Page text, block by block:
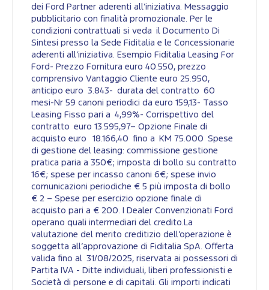
dei Ford Partner aderenti all’iniziativa. Messaggio
pubblicitario con finalità promozionale. Per le
condizioni contrattuali si veda il Documento Di
Sintesi presso la Sede Fiditalia e le Concessionarie
aderenti all’iniziativa. Esempio Fiditalia Leasing For
Ford- Prezzo Fornitura euro 40.550, prezzo
comprensivo Vantaggio Cliente euro 25.950,
anticipo euro 3.843- durata del contratto 60
mesi-Nr 59 canoni periodici da euro 159,13- Tasso
Leasing Fisso pari a 4,99%- Corrispettivo del
contratto euro 13.595,97– Opzione Finale di
acquisto euro 18.166,40 fino a KM 75.000 Spese
di gestione del leasing: commissione gestione
pratica paria a 350€; imposta di bollo su contratto
16€; spese per incasso canoni 6€; spese invio
comunicazioni periodiche € 5 più imposta di bollo
€ 2 – Spese per esercizio opzione finale di
acquisto pari a € 200. I Dealer Convenzionati Ford
operano quali intermediari del credito.La
valutazione del merito creditizio dell’operazione è
soggetta all’approvazione di Fiditalia SpA. Offerta
valida fino al 31/08/2025, riservata ai possessori di
Partita IVA - Ditte individuali, liberi professionisti e
Società di persone e di capitali. Gli importi indicati